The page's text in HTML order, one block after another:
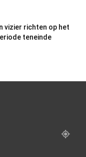
vizier richten op het
teneinde